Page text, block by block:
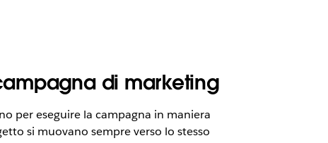
di marketing
per eseguire la campagna in maniera
si muovano sempre verso lo stesso